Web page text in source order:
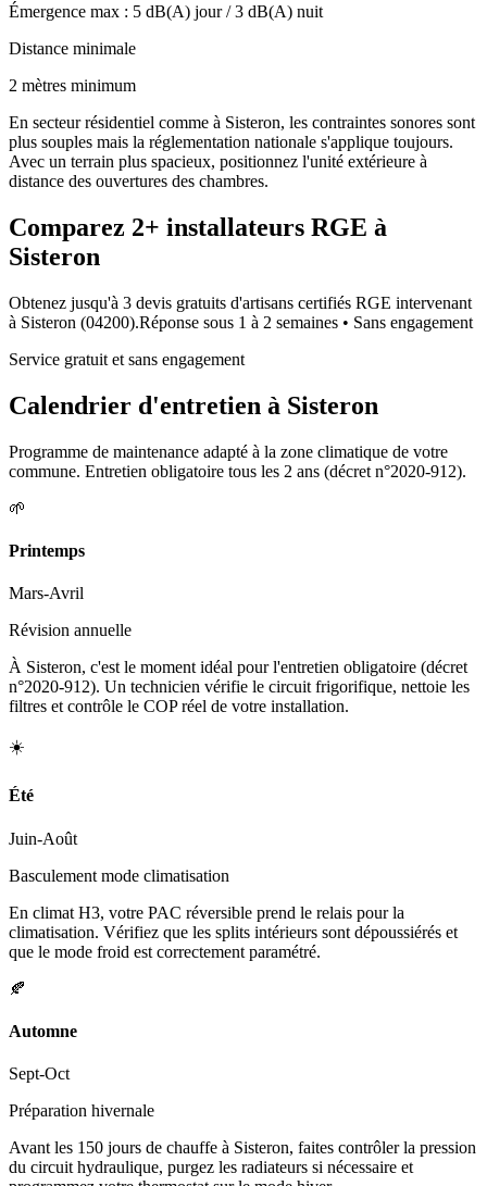
Émergence max : 5 dB(A) jour /3 dB(A) nuit
Distance minimale
2 mètres minimum
En secteur résidentiel comme à Sisteron, les contraintes sonores sont
plus souples mais la réglementation nationale s'applique toujours.
Avec un terrain plus spacieux, positionnez l'unité extérieure à
distance des ouvertures des chambres.
Comparez 2+ installateurs RGE à
Sisteron
Obtenez jusqu'à 3 devis gratuits d'artisans certifiés RGE intervenant
à Sisteron (04200).Réponse sous 1 à 2 semaines • Sans engagement
Service gratuit et sans engagement
Calendrier d'entretien à Sisteron
Programme de maintenance adapté à la zone climatique de votre
commune. Entretien obligatoire tous les 2 ans (décret n°2020-912).
🌱
Printemps
Mars-Avril
Révision annuelle
À Sisteron, c'est le moment idéal pour l'entretien obligatoire (décret
n°2020-912). Un technicien vérifie le circuit frigorifique, nettoie les
filtres et contrôle le COP réel de votre installation.
☀️
Été
Juin-Août
Basculement mode climatisation
En climat H3, votre PAC réversible prend le relais pour la
climatisation. Vérifiez que les splits intérieurs sont dépoussiérés et
que le mode froid est correctement paramétré.
🍂
Automne
Sept-Oct
Préparation hivernale
Avant les 150 jours de chauffe à Sisteron, faites contrôler la pression
du circuit hydraulique, purgez les radiateurs si nécessaire et